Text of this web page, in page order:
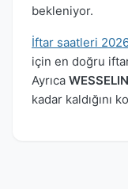
bekleniyor.
İftar saatleri
için en doğru
Ayrıca
kadar kaldığını